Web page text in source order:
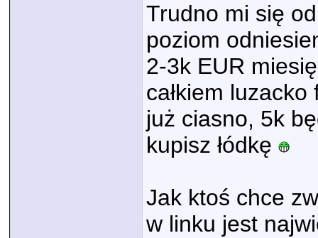
Trudno mi się
poziom
2-3k EUR
całkiem
już ciasno, 5k
kupisz łódkę
Jak ktoś chce
w linku jest